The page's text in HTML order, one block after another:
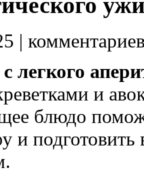
|
легкого
и
блюдо
и